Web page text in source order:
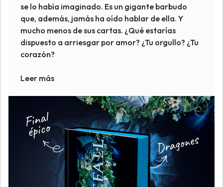
se lo había imaginado. Es un gigante barbudo
que, además, jamás ha oído hablar de ella. Y
mucho menos de sus cartas. ¿Qué estarías
dispuesto a arriesgar por amor? ¿Tu orgullo? ¿Tu
corazón?
Leer más